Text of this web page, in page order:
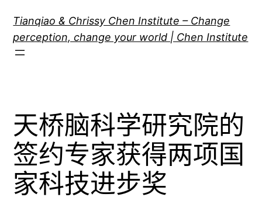
Tianqiao & Chrissy Chen Institute – Change
perception, change your world | Chen Institute
天桥脑科学研究院的
签约专家获得两项国
家科技进步奖